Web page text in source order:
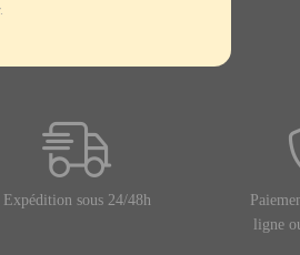
Expédition sous 24/48h
ligne